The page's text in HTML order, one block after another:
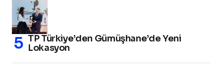
TP Türkiye’den Gümüşhane’de Yeni
Lokasyon